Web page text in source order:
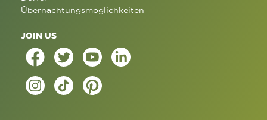
Übernachtungsmöglichkeiten
JOIN US